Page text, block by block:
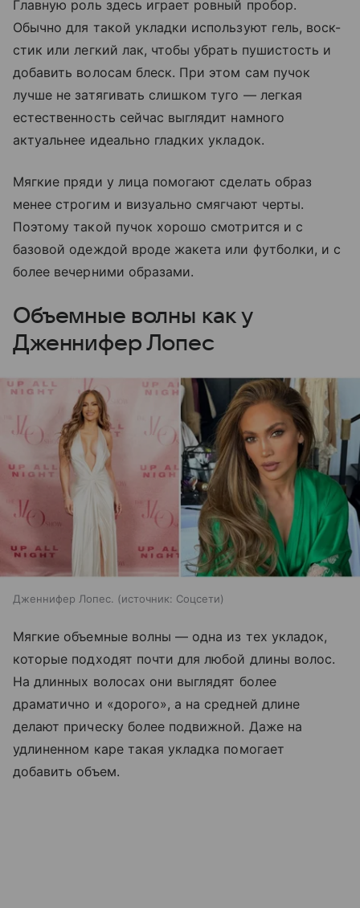
Главную роль здесь играет ровный пробор.
Обычно для такой укладки используют гель, воск-
стик или легкий лак, чтобы убрать пушистость и
добавить волосам блеск. При этом сам пучок
лучше не затягивать слишком туго — легкая
естественность сейчас выглядит намного
актуальнее идеально гладких укладок.
Мягкие пряди у лица помогают сделать образ
менее строгим и визуально смягчают черты.
Поэтому такой пучок хорошо смотрится и с
базовой одеждой вроде жакета или футболки, и с
более вечерними образами.
Объемные волны как у
Дженнифер Лопес
Дженнифер Лопес. источник: Соцсети
Мягкие объемные волны — одна из тех укладок,
которые подходят почти для любой длины волос.
На длинных волосах они выглядят более
драматично и «дорого», а на средней длине
делают прическу более подвижной. Даже на
удлиненном каре такая укладка помогает
добавить объем.